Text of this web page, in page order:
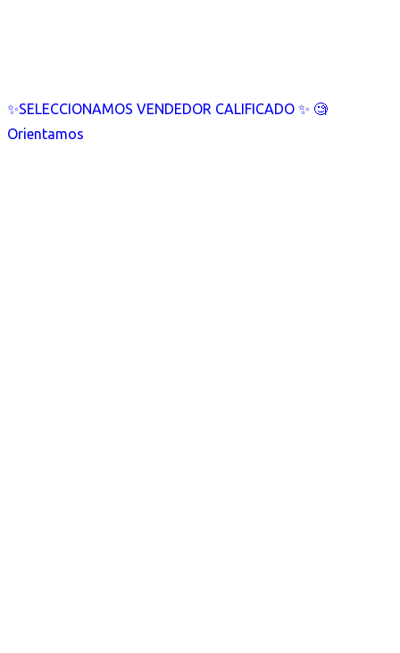
✨SELECCIONAMOS VENDEDOR CALIFICADO ✨ 🧐
Orientamos